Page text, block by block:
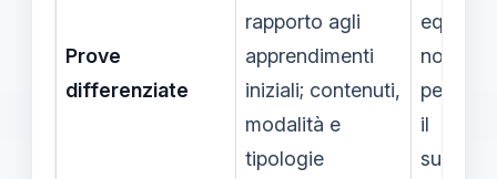
Prove
differenziate
rapporto agli
apprendimenti
iniziali; contenuti,
modalità e
tipologie
non
il